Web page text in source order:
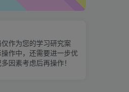
九转指标
作为您的学习研究案
作中，还需要进一步优
因素考虑后再操作！